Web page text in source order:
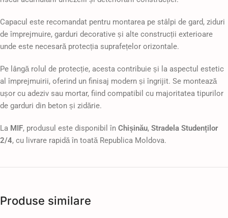
Capacul este recomandat pentru montarea pe stâlpi de gard, ziduri
de împrejmuire, garduri decorative și alte construcții exterioare
unde este necesară protecția suprafețelor orizontale.
Pe lângă rolul de protecție, acesta contribuie și la aspectul estetic
al împrejmuirii, oferind un finisaj modern și îngrijit. Se montează
ușor cu adeziv sau mortar, fiind compatibil cu majoritatea tipurilor
de garduri din beton și zidărie.
La MIF, produsul este disponibil în Chișinău, Stradela Studenților
2/4, cu livrare rapidă în toată Republica Moldova.
Produse similare